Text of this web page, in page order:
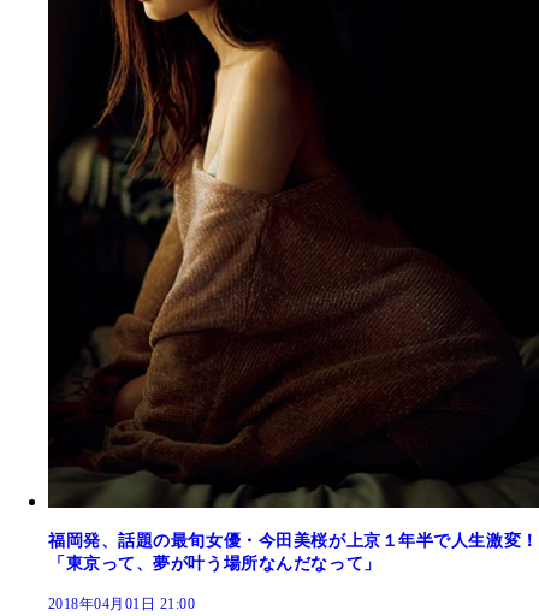
福岡発、話題の最旬女優・今田美桜が上京１年半で人生激変！
「東京って、夢が叶う場所なんだなって」
2018年04月01日 21:00